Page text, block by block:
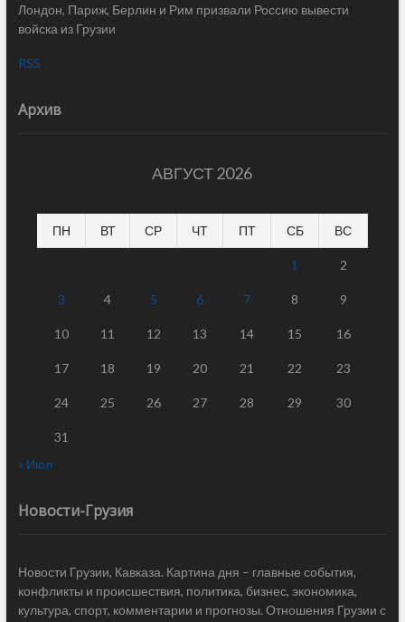
Лондон, Париж, Берлин и Рим призвали Россию вывести
войска из Грузии
RSS
Архив
АВГУСТ 2026
ПН ВТ СР ЧТ ПТ СБ ВС
1 2
3 4 5 6 7 8 9
10 11 12 13 14 15 16
17 18 19 20 21 22 23
24 25 26 27 28 29 30
31
« Июл
Новости-Грузия
Новости Грузии, Кавказа. Картина дня – главные события,
конфликты и происшествия, политика, бизнес, экономика,
культура, спорт, комментарии и прогнозы. Отношения Грузии с